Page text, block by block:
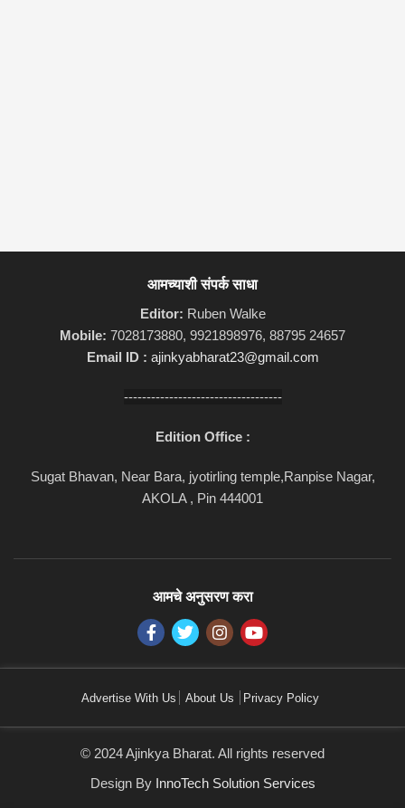
आमच्याशी संपर्क साधा
Editor: Ruben Walke
Mobile: 7028173880, 9921898976, 88795 24657
Email ID : ajinkyabharat23@gmail.com
-----------------------------------
Edition Office :
Sugat Bhavan, Near Bara, jyotirling temple,Ranpise Nagar,
AKOLA , Pin 444001
आमचे अनुसरण करा
Advertise With Us About Us Privacy Policy
© 2024 Ajinkya Bharat. All rights reserved
Design By InnoTech Solution Services